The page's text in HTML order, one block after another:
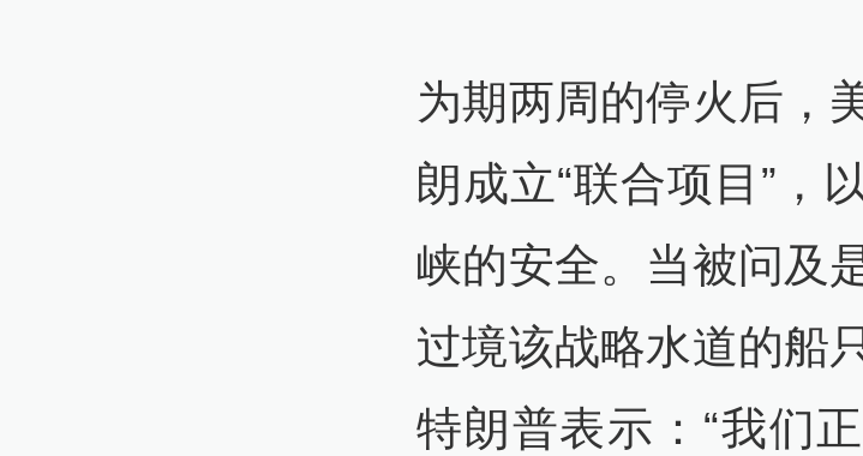
为期两周的停火后，
朗成立“联合项目”，
峡的安全。当被问及
过境该战略水道的船
特朗普表示：“我们